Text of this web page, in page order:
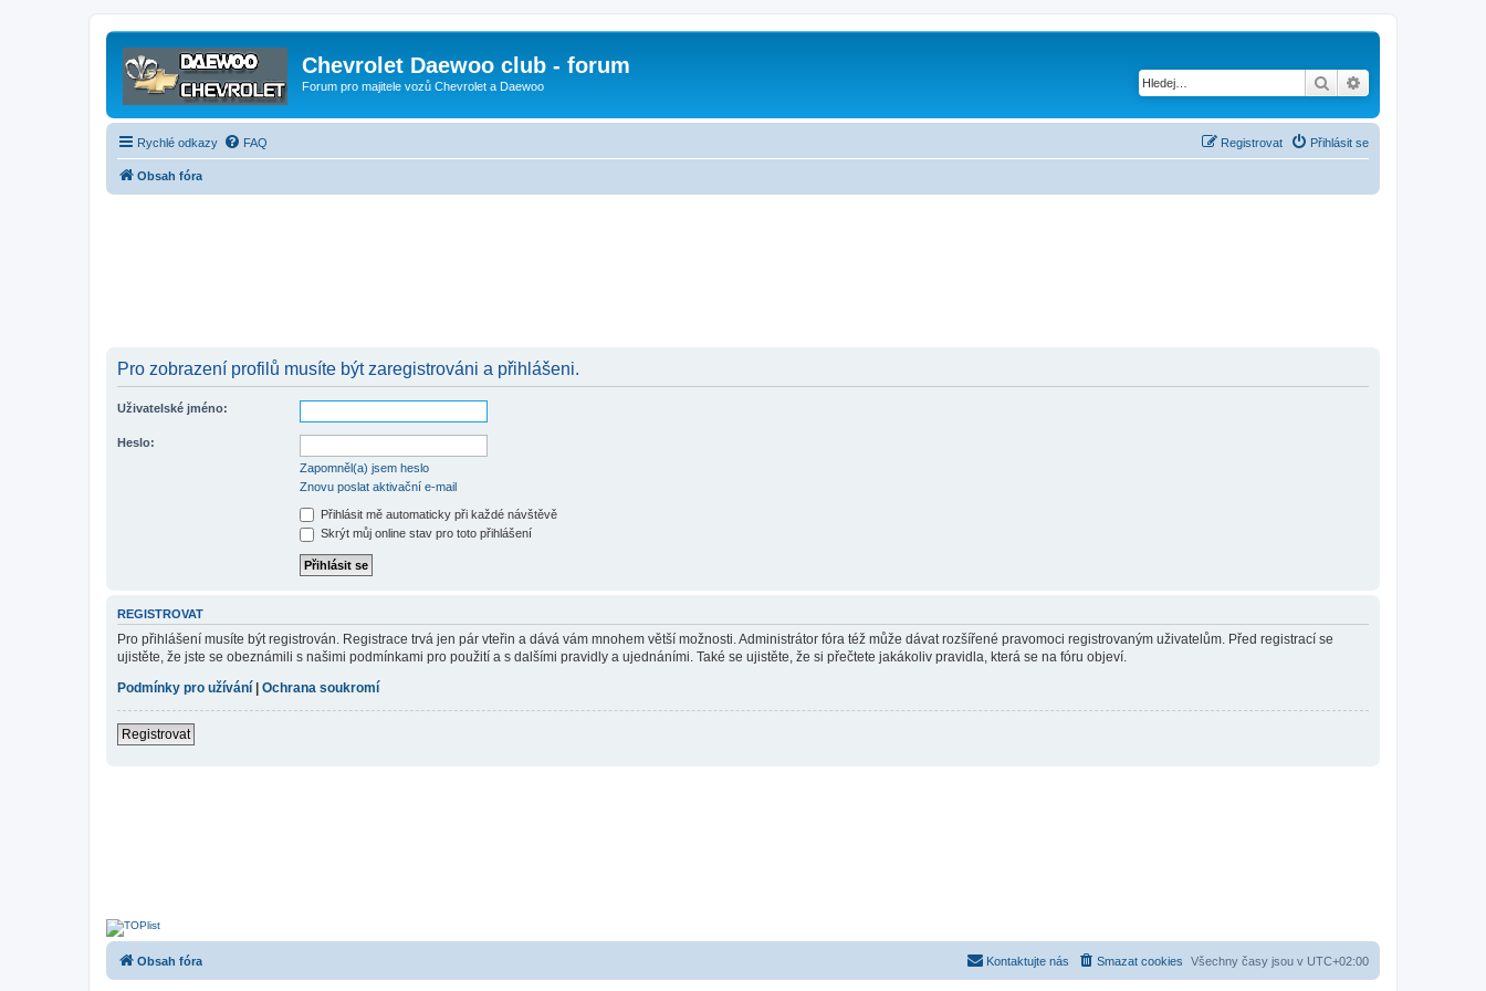
Chevrolet Daewoo club - forum
Forum pro majitele vozů Chevrolet a Daewoo Hledat
Rychlé odkazy FAQ Přihlásit se
Registrovat
Obsah fóra
Pro zobrazení profilů musíte být zaregistrováni a přihlášeni.
Uživatelské jméno:
Heslo:
Zapomněl(a) jsem heslo
Znovu poslat aktivační e-mail
Přihlásit mě automaticky při každé návštěvě
Skrýt můj online stav pro toto přihlášení
REGISTROVAT
Pro přihlášení musíte být registrován. Registrace trvá jen pár vteřin a dává vám mnohem větší možnosti. Administrátor fóra též může dávat rozšířené pravomoci registrovaným uživatelům. Před registrací se
ujistěte, že jste se obeznámili s našimi podmínkami pro použití a s dalšími pravidly a ujednáními. Také se ujistěte, že si přečtete jakákoliv pravidla, která se na fóru objeví.
Podmínky pro užívání
Ochrana soukromí
Registrovat
Obsah fóra Všechny časy jsou v UTC+02:00
Smazat cookies
Kontaktujte nás